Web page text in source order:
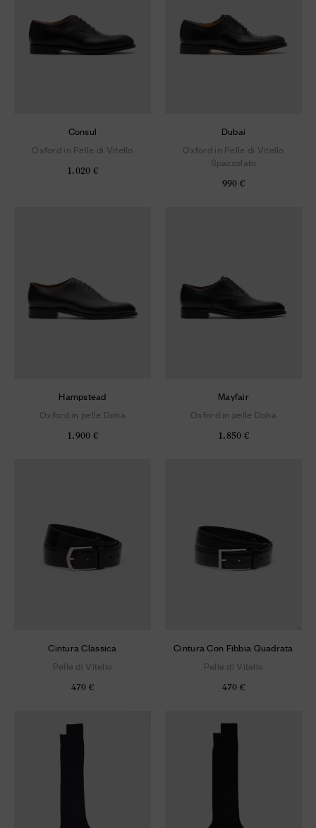
Consul
Oxford in Pelle di Vitello
1.020 €
Dubai
Oxford in Pelle di Vitello
Spazzolato
990 €
Hampstead
Oxford in pelle Doha
1.900 €
Mayfair
Oxford in pelle Doha
1.850 €
Cintura Classica
Pelle di Vitello
470 €
Cintura Con Fibbia Quadrata
Pelle di Vitello
470 €